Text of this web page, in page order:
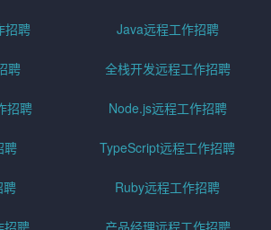
招聘 Java远程工作招聘
聘 全栈开发远程工作招聘
招聘 Node.js远程工作招聘
聘 TypeScript远程工作招聘
聘 Ruby远程工作招聘